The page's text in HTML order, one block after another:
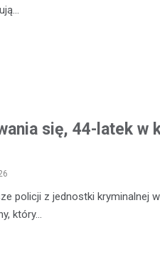
się, 44-latek w
policji z jednostki kryminalnej
który…